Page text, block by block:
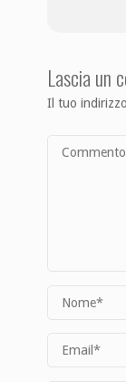
Lascia un
Il tuo